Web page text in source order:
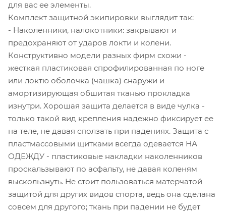
для вас ее элементы.
Комплект защитной экипировки выглядит так:
- Наколенники, налокотники: закрывают и
предохраняют от ударов локти и колени.
Конструктивно модели разных фирм схожи -
жесткая пластиковая спрофилированная по ноге
или локтю оболочка (чашка) снаружи и
амортизирующая обшитая тканью прокладка
изнутри. Хорошая защита делается в виде чулка -
только такой вид крепления надежно фиксирует ее
на теле, не давая сползать при падениях. Защита с
пластмассовыми щитками всегда одевается НА
ОДЕЖДУ - пластиковые накладки наколенников
проскальзывают по асфальту, не давая коленям
выскользнуть. Не стоит пользоваться матерчатой
защитой для других видов спорта, ведь она сделана
совсем для другого; ткань при падении не будет